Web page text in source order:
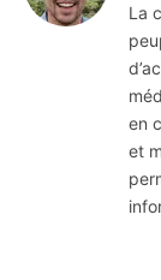
La
en
et